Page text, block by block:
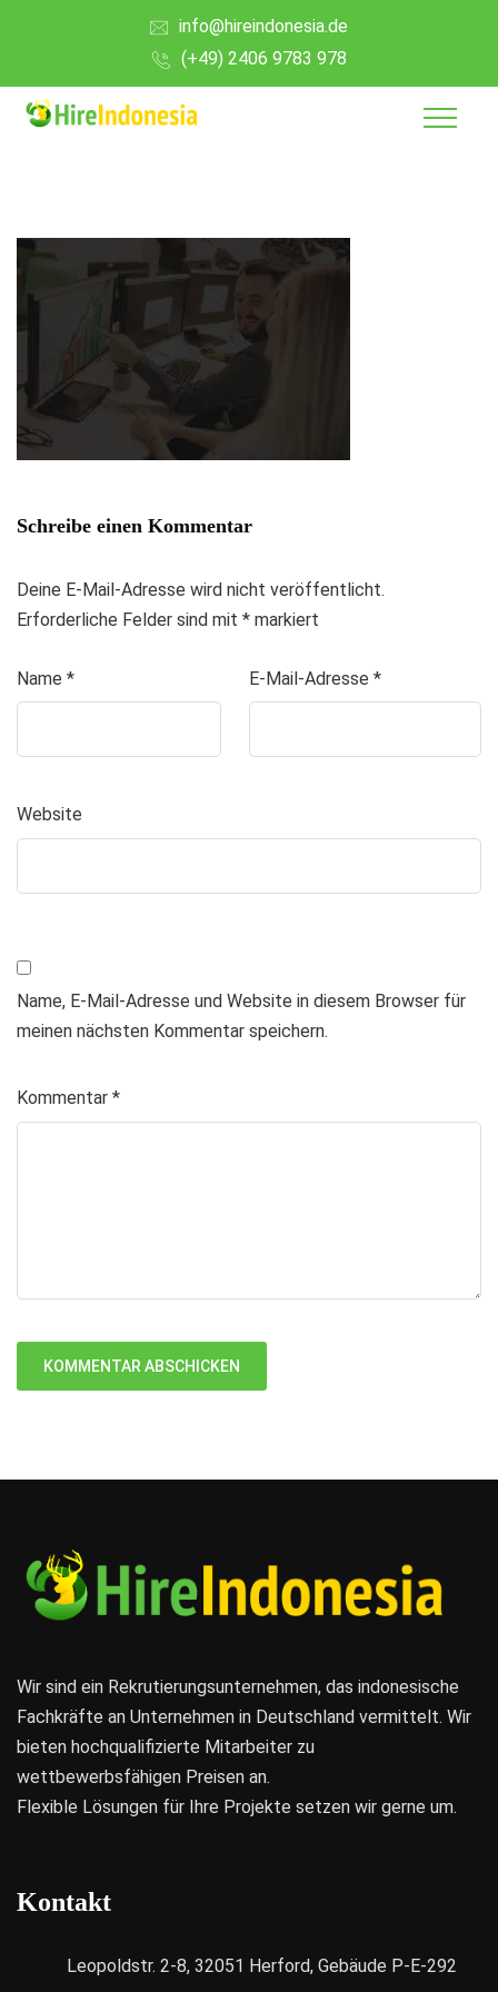
info@hireindonesia.de
(+49) 2406 9783 978
Schreibe einen Kommentar
Deine E-Mail-Adresse wird nicht veröffentlicht.
Erforderliche Felder sind mit * markiert
Name * E-Mail-Adresse *
Website
Name, E-Mail-Adresse und Website in diesem Browser für
meinen nächsten Kommentar speichern.
Kommentar *
Wir sind ein Rekrutierungsunternehmen, das indonesische
Fachkräfte an Unternehmen in Deutschland vermittelt. Wir
bieten hochqualifizierte Mitarbeiter zu
wettbewerbsfähigen Preisen an.
Flexible Lösungen für Ihre Projekte setzen wir gerne um.
Kontakt
Leopoldstr. 2-8, 32051 Herford, Gebäude P-E-292